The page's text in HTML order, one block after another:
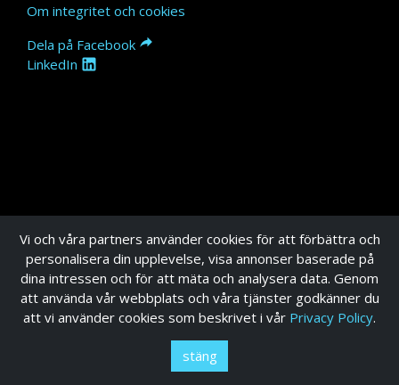
Om integritet och cookies
Dela på Facebook
LinkedIn
Vi och våra partners använder cookies för att förbättra och
personalisera din upplevelse, visa annonser baserade på
dina intressen och för att mäta och analysera data. Genom
att använda vår webbplats och våra tjänster godkänner du
att vi använder cookies som beskrivet i vår Privacy Policy.
stäng